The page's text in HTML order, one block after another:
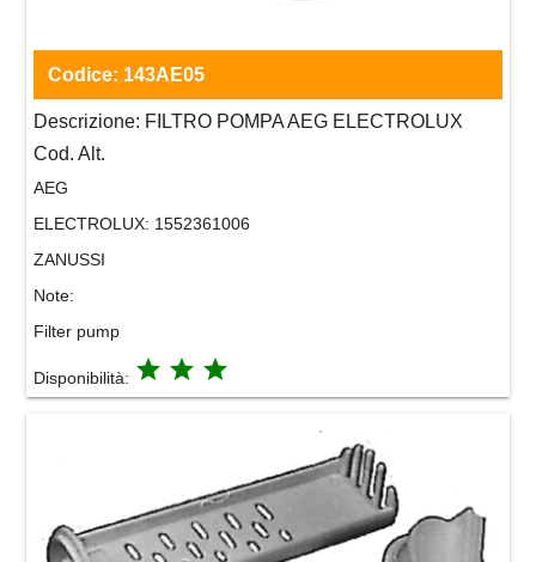
Codice: 143AE05
Descrizione: FILTRO POMPA AEG ELECTROLUX
Cod. Alt.
AEG
ELECTROLUX: 1552361006
ZANUSSI
Note:
Filter pump
Disponibilità: grade grade grade